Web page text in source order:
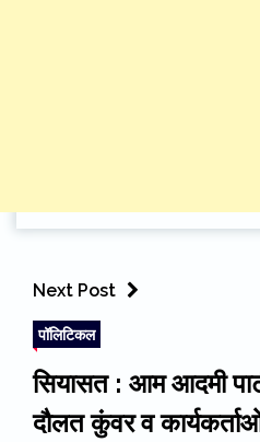
Next Post
पॉलिटिकल
सियासत : आम आदमी
दौलत कुंवर व